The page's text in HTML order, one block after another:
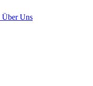
Über Uns